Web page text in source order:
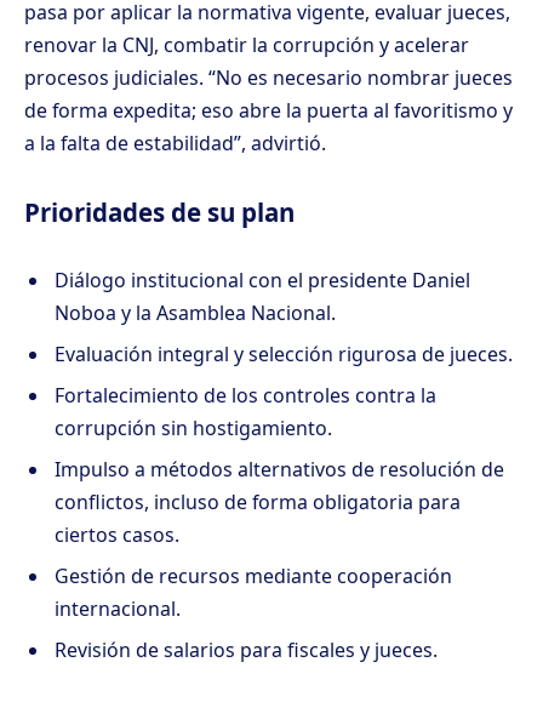
pasa por aplicar la normativa vigente, evaluar jueces,
renovar la CNJ, combatir la corrupción y acelerar
procesos judiciales. “No es necesario nombrar jueces
de forma expedita; eso abre la puerta al favoritismo y
a la falta de estabilidad”, advirtió.
Prioridades de su plan
Diálogo institucional con el presidente Daniel
Noboa y la Asamblea Nacional.
Evaluación integral y selección rigurosa de jueces.
Fortalecimiento de los controles contra la
corrupción sin hostigamiento.
Impulso a métodos alternativos de resolución de
conflictos, incluso de forma obligatoria para
ciertos casos.
Gestión de recursos mediante cooperación
internacional.
Revisión de salarios para fiscales y jueces.